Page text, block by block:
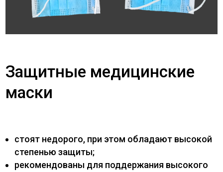
Защитные медицинские
маски
стоят недорого, при этом обладают высокой
степенью защиты;
рекомендованы для поддержания высокого